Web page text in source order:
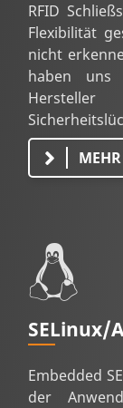
RFID
Flexibilität
nicht
haben uns
SELinux/
Embedded
der